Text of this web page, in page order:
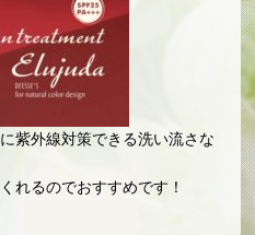
紫外線対策できる洗い流さな
れるのでおすすめです！